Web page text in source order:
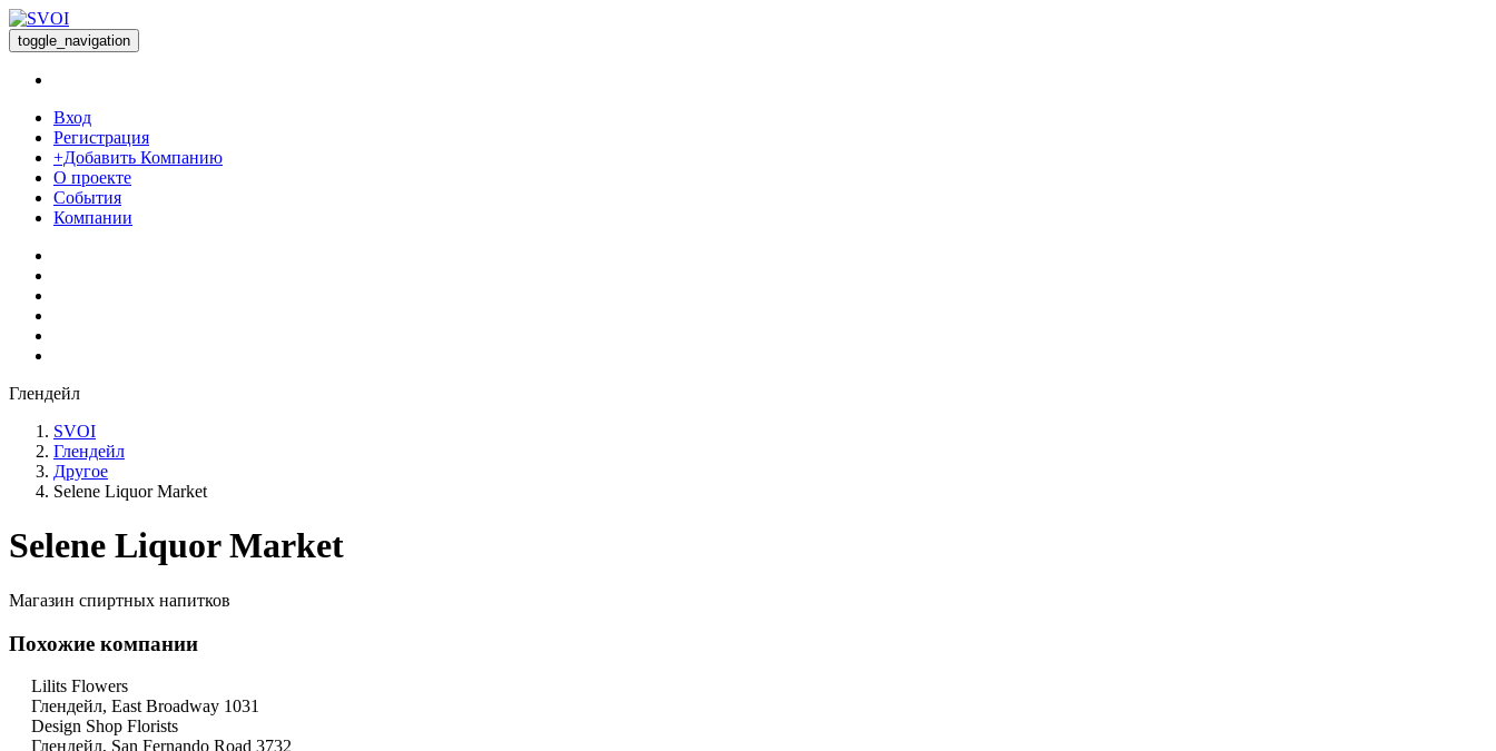
toggle_navigation
Вход
Регистрация
+Добавить Компанию
О проекте
События
Компании
Глендейл
SVOI
Глендейл
Другое
Selene Liquor Market
Selene Liquor Market
Магазин спиртных напитков
Похожие компании
Lilits Flowers
Глендейл, East Broadway 1031
Design Shop Florists
Глендейл, San Fernando Road 3732